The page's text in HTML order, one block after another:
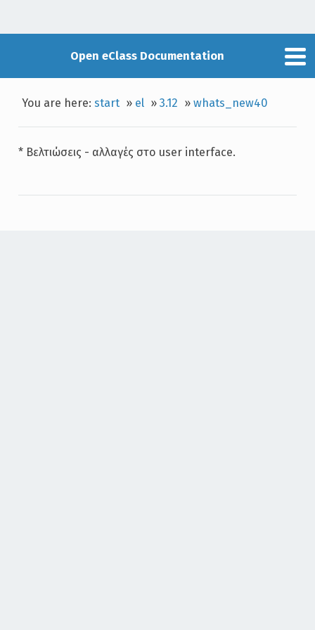
Open eClass Documentation
You are here:start » el »3.12 »whats_new40
* Βελτιώσεις - αλλαγές στο user interface.